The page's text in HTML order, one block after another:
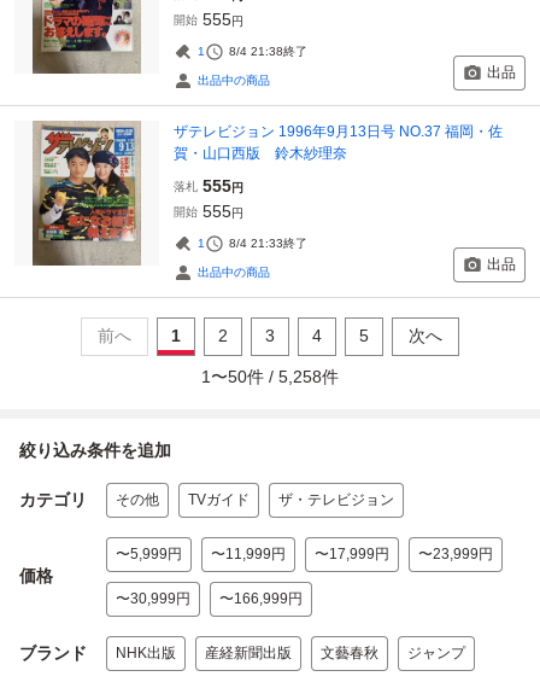
開始 555円
1 8/4 21:38終了
出品中の商品 出品
ザテレビジョン 1996年9月13日号 NO.37 福岡・佐
賀・山口西版 鈴木紗理奈
落札 555円
開始 555円
1 8/4 21:33終了
出品中の商品 出品
前へ 1 2 3 4 5 次へ
1 〜50件 / 5,258件
絞り込み条件を追加
カテゴリ その他 TVガイド ザ・テレビジョン
価格
〜5,999円 〜11,999円 〜17,999円 〜23,999円
〜30,999円 〜166,999円
ブランド NHK出版 産経新聞出版 文藝春秋 ジャンプ